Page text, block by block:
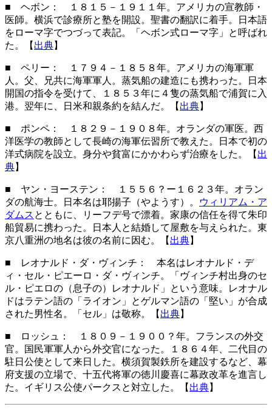
■ ヘボン ： １８１５－１９１１年。アメリカの宣教師・
医師。横浜で診療所と塾を開設。聖書の翻訳に着手。日本語
をローマ字でつづって表記。「ヘボン式ローマ字」と呼ばれ
た。【 出典】
■ ペリー ： １７９４－１８５８年。アメリカの海軍軍
人。父、兄共に海軍軍人。蒸気船の建造にも携わった。日本
開国の指令を受けて、１８５３年に４隻の蒸気船で浦賀に入
港。翌年に、日米和親条約を結んだ。【 出典】
■ ポンペ ： １８２９－１９０８年。オランダの軍医。西
洋医学の教師として長崎の海軍伝習所で教えた。日本で初の
洋式病院を設立。身分や貧富にかかわらず治療をした。【 出
典】
■ ヤン・ヨーステン ： １５５６？ー１６２３年。オラン
ダの航海士。日本名は耶揚子（やようす）。
ウィリアム・ア
ダムス とともに、リーフデ号で漂着。家康の信任を得て朱印
船貿易に携わった。日本人と結婚して屋敷を与えられた。東
京八重洲の地名は彼の名前に因む。【 出典】
■ レオナルド・ダ・ヴィンチ： 本名はレオナルド・デ
ィ・セル・ピエーロ・ダ・ヴィンチ。「ヴィンチ村出身のセ
ル・ピエロの（息子の）レオナルド」という意味。レオナル
ドはラテン語の「ライオン」とゲルマン語の「堅い」が合成
された男性名。「セル」は敬称。【 出典】
■ ロッシュ
： １８０９－１９００？年。フランスの外交
官。国民軍軍人から外交官になった。１８６４年、二代目の
駐日公使として来日した。横須賀製鉄所を建設するなど、幕
府支援の立場で、十五代将軍の徳川慶喜に幕政改革を進言し
た。イギリス公使パークスと対立した。【 出典】